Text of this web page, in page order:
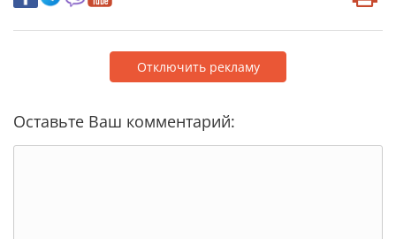
Отключить рекламу
Оставьте Ваш комментарий: